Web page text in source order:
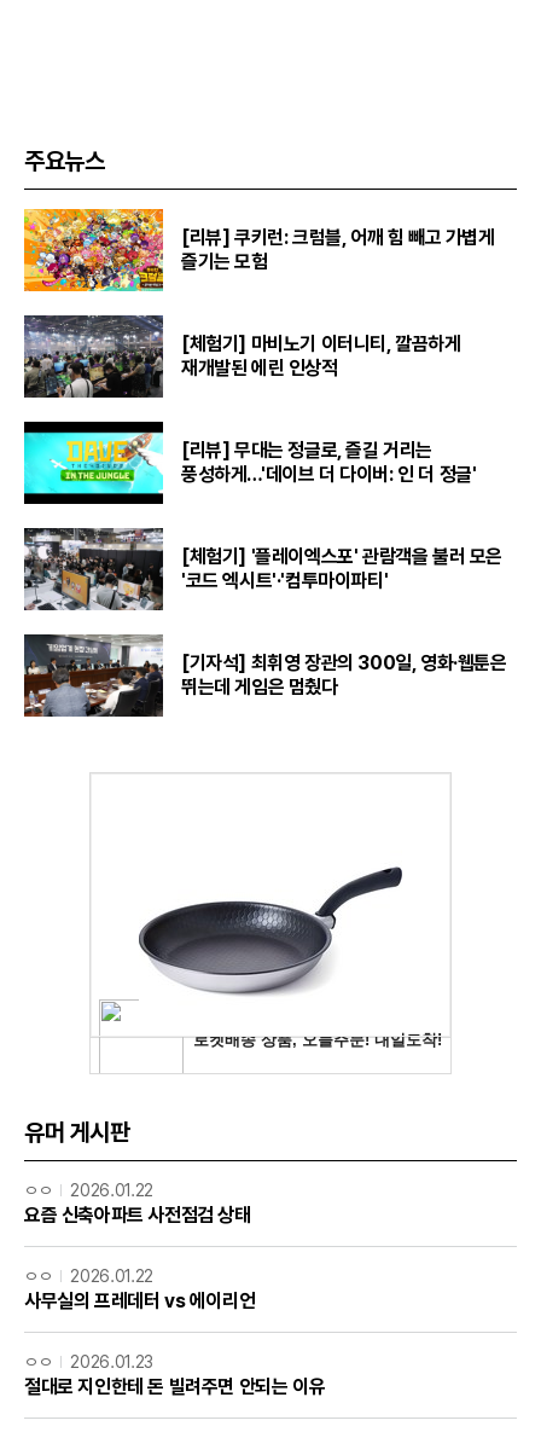
주요뉴스
[리뷰] 쿠키런: 크럼블, 어깨 힘 빼고 가볍게
즐기는 모험
[체험기] 마비노기 이터니티, 깔끔하게
재개발된 에린 인상적
[리뷰] 무대는 정글로, 즐길 거리는
풍성하게…'데이브 더 다이버: 인 더 정글'
[체험기] '플레이엑스포' 관람객을 불러 모은
'코드 엑시트'·'컴투마이파티'
[기자석] 최휘영 장관의 300일, 영화·웹툰은
뛰는데 게임은 멈췄다
유머 게시판
ㅇㅇ 2026.01.22
요즘 신축아파트 사전점검 상태
ㅇㅇ 2026.01.22
사무실의 프레데터 vs 에이리언
ㅇㅇ 2026.01.23
절대로 지인한테 돈 빌려주면 안되는 이유